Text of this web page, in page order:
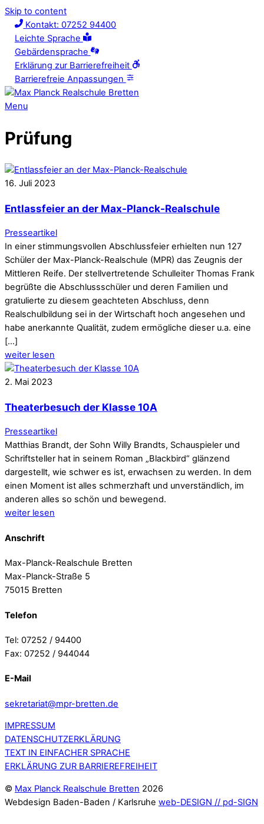
Skip to content
Kontakt: 07252 94400
Leichte Sprache
Gebärdensprache
Erklärung zur Barrierefreiheit
Barrierefreie Anpassungen
Menu
Prüfung
16. Juli 2023
Entlassfeier an der Max-Planck-Realschule
Presseartikel
In einer stimmungsvollen Abschlussfeier erhielten nun 127
Schüler der Max-Planck-Realschule (MPR) das Zeugnis der
Mittleren Reife. Der stellvertretende Schulleiter Thomas Frank
begrüßte die Abschlussschüler und deren Familien und
gratulierte zu diesem geachteten Abschluss, denn
Realschulbildung sei in der Wirtschaft hoch angesehen und
habe anerkannte Qualität, zudem ermögliche dieser u.a. eine
[…]
weiter lesen
2. Mai 2023
Theaterbesuch der Klasse 10A
Presseartikel
Matthias Brandt, der Sohn Willy Brandts, Schauspieler und
Schriftsteller hat in seinem Roman „Blackbird“ glänzend
dargestellt, wie schwer es ist, erwachsen zu werden. In dem
einen Moment ist alles schmerzhaft und unverständlich, im
anderen alles so schön und bewegend.
weiter lesen
Anschrift
Max-Planck-Realschule Bretten
Max-Planck-Straße 5
75015 Bretten
Telefon
Tel: 07252 / 94400
Fax: 07252 / 944044
E-Mail
sekretariat@mpr-bretten.de
IMPRESSUM
DATENSCHUTZERKLÄRUNG
TEXT IN EINFACHER SPRACHE
ERKLÄRUNG ZUR BARRIEREFREIHEIT
© Max Planck Realschule Bretten 2026
Webdesign Baden-Baden / Karlsruhe web-DESIGN // pd-SIGN